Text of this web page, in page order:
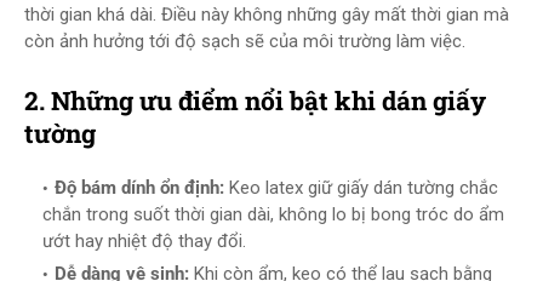
thời gian khá dài. Điều này không những gây mất thời gian mà
còn ảnh hưởng tới độ sạch sẽ của môi trường làm việc.
2. Những ưu điểm nổi bật khi dán giấy
tường
Độ bám dính ổn định: Keo latex giữ giấy dán tường chắc
chắn trong suốt thời gian dài, không lo bị bong tróc do ẩm
ướt hay nhiệt độ thay đổi.
Dễ dàng vệ sinh: Khi còn ẩm, keo có thể lau sạch bằng